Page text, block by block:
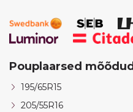
Pouplaarsed mõõdud
195/65R15
205/55R16